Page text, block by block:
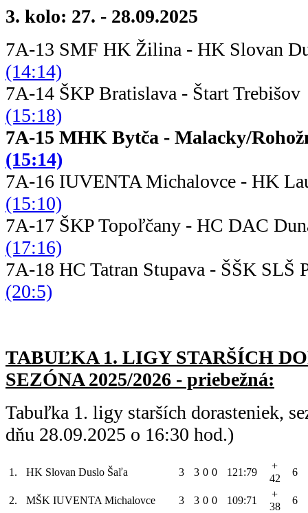
3. kolo: 27. - 28.09.2025
7A-13 SMF HK Žilina - HK
(14:14)
7A-14 ŠKP Bratislava -
(15:18)
7A-15 MHK Bytča -
(15:14)
7A-16 IUVENTA Michalovce - HK
(15:10)
7A-17 ŠKP Topoľčany - HC DAC
(17:16)
7A-18 HC Tatran Stupava -
(20:5)
TABUĽKA 1. LIGY STARŠÍCH
SEZÓNA 2025/2026 - priebežná:
Tabuľka 1. ligy starších dorasteniek,
dňu 28.09.2025 o 16:30 hod.)
1. HK Slovan Duslo Šaľa 3 3 0 0 121:79
+
42
6
2. MŠK IUVENTA Michalovce 3 3 0 0 109:71
+
38
6